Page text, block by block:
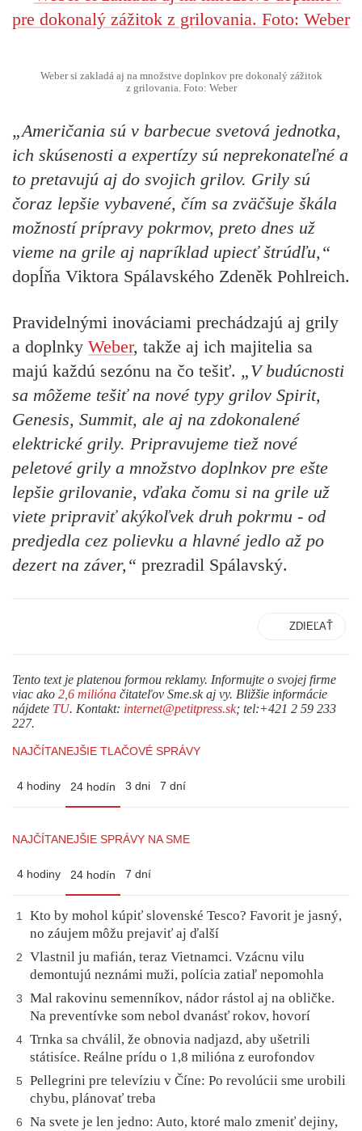
Weber si zakladá aj na množstve doplnkov pre dokonalý zážitok
z grilovania. Foto: Weber
„Američania sú v barbecue svetová jednotka,
ich skúsenosti a expertízy sú neprekonateľné a
to pretavujú aj do svojich grilov. Grily sú
čoraz lepšie vybavené, čím sa zväčšuje škála
možností prípravy pokrmov, preto dnes už
vieme na grile aj napríklad upiecť štrúdľu,“
dopĺňa Viktora Spálavského Zdeněk Pohlreich.
Pravidelnými inováciami prechádzajú aj grily
a doplnky Weber, takže aj ich majitelia sa
majú každú sezónu na čo tešiť. „V budúcnosti
sa môžeme tešiť na nové typy grilov Spirit,
Genesis, Summit, ale aj na zdokonalené
elektrické grily. Pripravujeme tiež nové
peletové grily a množstvo doplnkov pre ešte
lepšie grilovanie, vďaka čomu si na grile už
viete pripraviť akýkoľvek druh pokrmu - od
predjedla cez polievku a hlavné jedlo až po
dezert na záver,“ prezradil Spálavský.
ZDIEĽAŤ
Tento text je platenou formou reklamy. Informujte o svojej firme
viac ako 2,6 milióna čitateľov Sme.sk aj vy. Bližšie informácie
nájdete TU. Kontakt: internet@petitpress.sk; tel:+421 2 59 233
227.
NAJČÍTANEJŠIE TLAČOVÉ SPRÁVY
4 hodiny 24 hodín 3 dni 7 dní
NAJČÍTANEJŠIE SPRÁVY NA SME
4 hodiny 24 hodín 7 dní
1
Kto by mohol kúpiť slovenské Tesco? Favorit je jasný,
no záujem môžu prejaviť aj ďalší
2
Vlastnil ju mafián, teraz Vietnamci. Vzácnu vilu
demontujú neznámi muži, polícia zatiaľ nepomohla
3
Mal rakovinu semenníkov, nádor rástol aj na obličke.
Na preventívke som nebol dvanásť rokov, hovorí
4 Trnka sa chválil, že obnovia nadjazd, aby ušetrili
státisíce. Reálne prídu o 1,8 milióna z eurofondov
5
Pellegrini pre televíziu v Číne: Po revolúcii sme urobili
chybu, plánovať treba
6
Na svete je len jedno: Auto, ktoré malo zmeniť dejiny,